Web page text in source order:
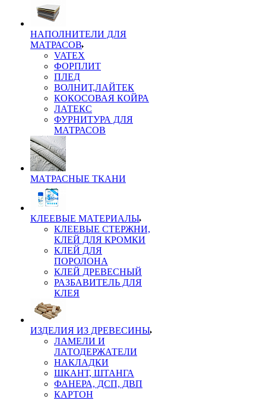
НАПОЛНИТЕЛИ ДЛЯ
МАТРАСОВ
VATEX
ФОРПЛИТ
ПЛЕД
ВОЛНИТ,ЛАЙТЕК
КОКОСОВАЯ КОЙРА
ЛАТЕКС
ФУРНИТУРА ДЛЯ
МАТРАСОВ
МАТРАСНЫЕ ТКАНИ
КЛЕЕВЫЕ МАТЕРИАЛЫ
КЛЕЕВЫЕ СТЕРЖНИ,
КЛЕЙ ДЛЯ КРОМКИ
КЛЕЙ ДЛЯ
ПОРОЛОНА
КЛЕЙ ДРЕВЕСНЫЙ
РАЗБАВИТЕЛЬ ДЛЯ
КЛЕЯ
ИЗДЕЛИЯ ИЗ ДРЕВЕСИНЫ
ЛАМЕЛИ И
ЛАТОДЕРЖАТЕЛИ
НАКЛАДКИ
ШКАНТ, ШТАНГА
ФАНЕРА, ДСП, ДВП
КАРТОН